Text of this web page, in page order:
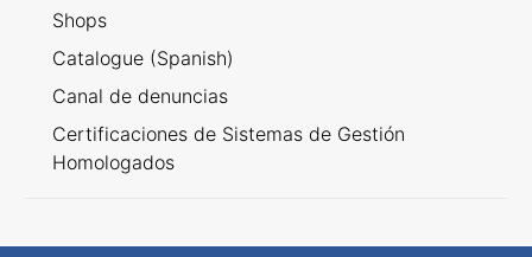
Shops
Catalogue (Spanish)
Canal de denuncias
Certificaciones de Sistemas de Gestión
Homologados